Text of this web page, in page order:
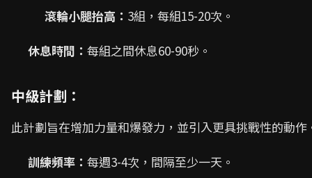
滾輪小腿抬高： 3組，每組15-20次。
休息時間： 每組之間休息60-90秒。
中級計劃：
此計劃旨在增加力量和爆發力，並引入更具挑戰性的動作
訓練頻率： 每週3-4次，間隔至少一天。